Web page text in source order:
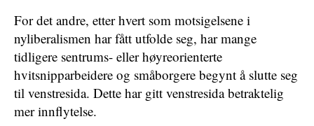
For det andre, etter hvert som motsigelsene i
nyliberalismen har fått utfolde seg, har mange
tidligere sentrums- eller høyreorienterte
hvitsnipparbeidere og småborgere begynt å slutte seg
til venstresida. Dette har gitt venstresida betraktelig
mer innflytelse.